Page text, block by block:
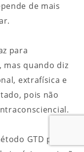
de mais
para
quando diz
extrafísica e
pois não
GTD pode